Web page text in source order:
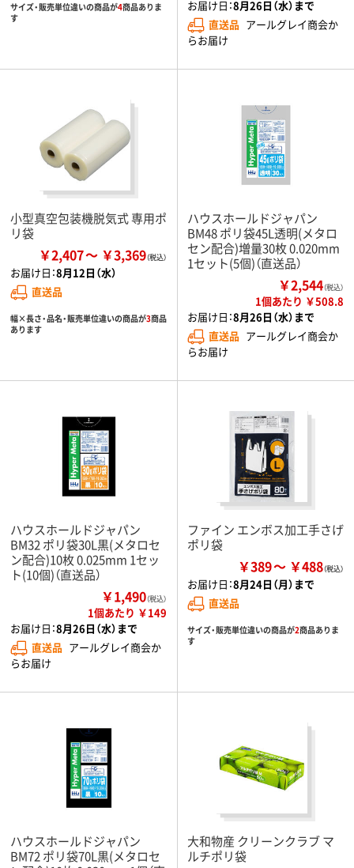
サイズ・販売単位違いの商品が4商品ありま
す
お届け日：8月26日（水）まで
直送品 アールグレイ商会か
らお届け
小型真空包装機脱気式 専用ポ
リ袋
￥2,407 ￥3,369
お届け日：8月12日（水）
直送品
幅×長さ・品名・販売単位違いの商品が3商品
あります
ハウスホールドジャパン
BM48 ポリ袋45L透明(メタロ
セン配合)増量30枚 0.020mm
1セット(5個)（直送品）
￥2,544（税込）
1個あたり ￥508.8
お届け日：8月26日（水）まで
直送品 アールグレイ商会か
らお届け
ハウスホールドジャパン
BM32 ポリ袋30L黒(メタロセ
ン配合)10枚 0.025mm 1セッ
ト(10個)（直送品）
￥1,490（税込）
1個あたり ￥149
お届け日：8月26日（水）まで
直送品 アールグレイ商会か
らお届け
ファイン エンボス加工手さげ
ポリ袋
￥389 ￥488
お届け日：8月24日（月）まで
直送品
サイズ・販売単位違いの商品が2商品ありま
す
ハウスホールドジャパン
BM72 ポリ袋70L黒(メタロセ
大和物産 クリーンクラブ マ
ルチポリ袋